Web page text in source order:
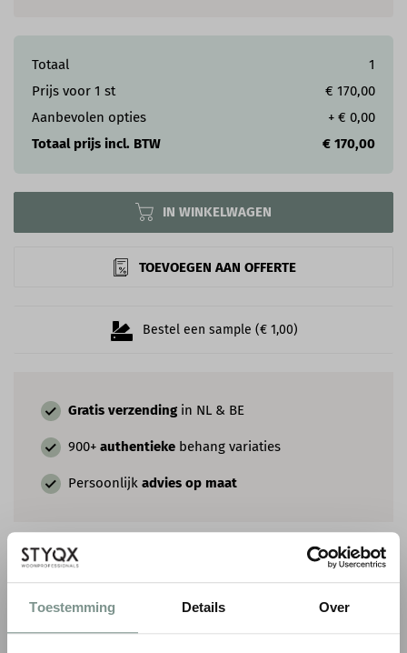
Toestemming Details Over
Gratis verzending in NL & BE
900+ authentieke behang variaties
Persoonlijk advies op maat
COMBINEER MET VERF & SIERLIJSTEN
Totaal
1
Prijs voor 1 st
€ 170,00
Aanbevolen opties
+ € 0,00
Totaal prijs incl. BTW
€ 170,00
Bestel een sample (€ 1,00)
IN WINKELWAGEN
TOEVOEGEN AAN OFFERTE